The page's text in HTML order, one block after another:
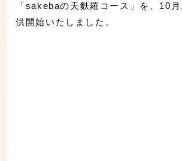
「sakebaの天麩羅コース」を、10
供開始いたしました。